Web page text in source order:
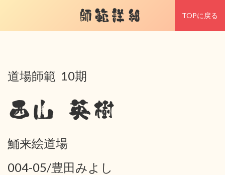
師範詳細 TOPに戻る
道場師範 10期
西山 英樹
鯒来絵道場
004-05/豊田みよし